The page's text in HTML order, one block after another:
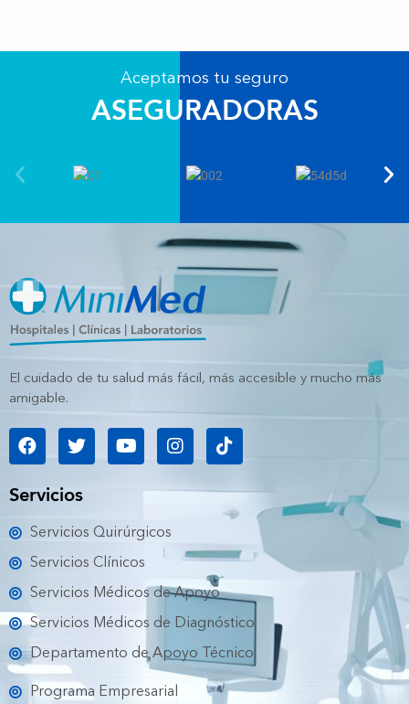
Aceptamos tu seguro
ASEGURADORAS
El cuidado de tu salud más fácil, más accesible y mucho más
amigable.
F
a
e
o
k
T
w
t
e
Y
o
b
I
n
t
a
m
T
i
t
o
Servicios
Servicios Quirúrgicos
Servicios Clínicos
Servicios Médicos de Apoyo
Servicios Médicos de Diagnóstico
Departamento de Apoyo Técnico
Programa Empresarial